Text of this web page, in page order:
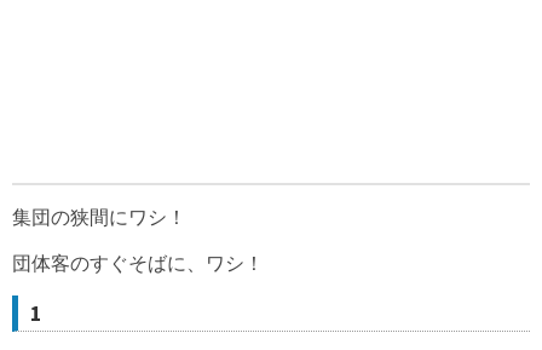
集団の狭間にワシ！
団体客のすぐそばに、ワシ！
1